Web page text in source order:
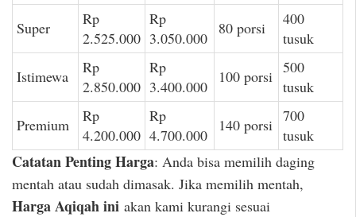
Super
Rp
2.525.000
Rp
3.050.000
80 porsi
400
tusuk
Istimewa
Rp
2.850.000
Rp
3.400.000
100 porsi 500
tusuk
Premium
Rp
4.200.000
Rp
4.700.000
140 porsi 700
tusuk
Catatan Penting Harga: Anda bisa memilih daging
mentah atau sudah dimasak. Jika memilih mentah,
Harga Aqiqah ini akan kami kurangi sesuai